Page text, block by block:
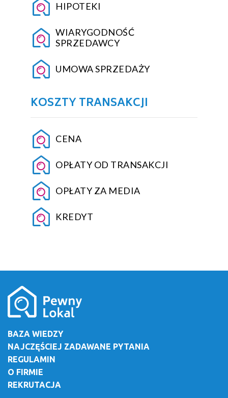
HIPOTEKI
WIARYGODNOŚĆ
SPRZEDAWCY
UMOWA SPRZEDAŻY
KOSZTY TRANSAKCJI
CENA
OPŁATY OD TRANSAKCJI
OPŁATY ZA MEDIA
KREDYT
BAZA WIEDZY
NAJCZĘŚCIEJ ZADAWANE PYTANIA
REGULAMIN
O FIRMIE
REKRUTACJA